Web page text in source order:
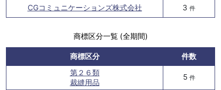
CGコミュニケーションズ株式会社
3 件
商標区分一覧 (全期間)
商標区分
件数
第２６類
裁縫用品
5 件